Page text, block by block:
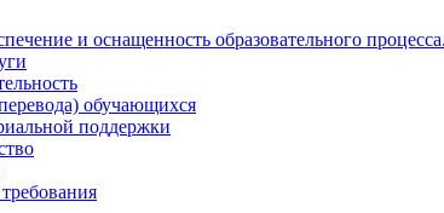
и оснащенность образовательного
обучающихся
поддержки